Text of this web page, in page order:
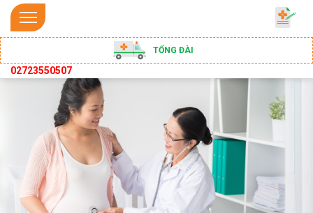
TỔNG ĐÀI
02723550507